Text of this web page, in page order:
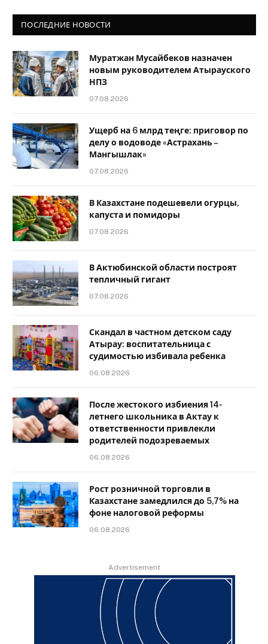
ПОСЛЕДНИЕ НОВОСТИ
Муратжан Мусайбеков назначен
новым руководителем Атырауского
НПЗ
07.08.2026
Ущерб на 6 млрд теңге: приговор по
делу о водоводе «Астрахань –
Мангышлак»
07.08.2026
В Казахстане подешевели огурцы,
капуста и помидоры
07.08.2026
В Актюбинской области построят
тепличный гигант
07.08.2026
Скандал в частном детском саду
Атырау: воспитательница с
судимостью избивала ребенка
06.08.2026
После жестокого избиения 14-
летнего школьника в Актау к
ответственности привлекли
родителей подозреваемых
06.08.2026
Рост розничной торговли в
Казахстане замедлился до 5,7% на
фоне налоговой реформы
06.08.2026
Advertisement